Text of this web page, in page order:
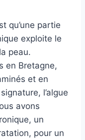
qu’une partie
exploite le
peau.
en Bretagne,
et en
l’algue
avons
un
pour un